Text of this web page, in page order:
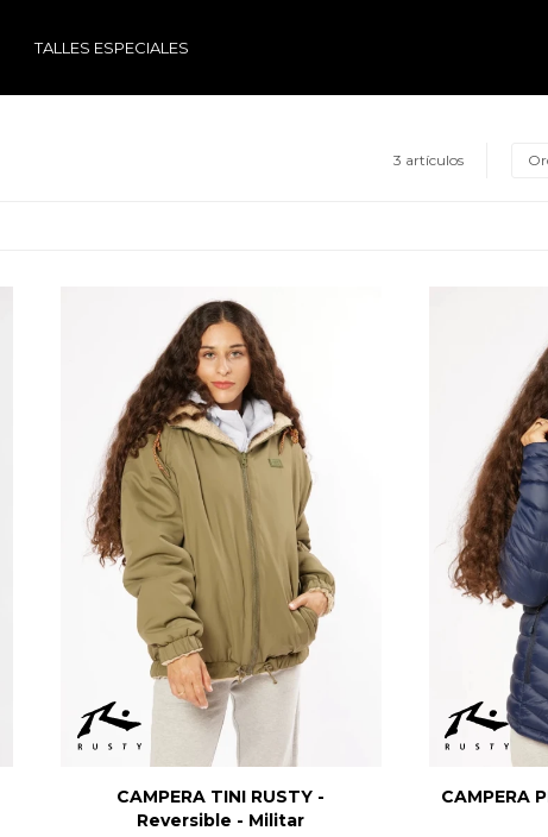
TALLES ESPECIALES
3 artículos
CAMPERA TINI RUSTY -
Reversible - Militar
CAMPERA